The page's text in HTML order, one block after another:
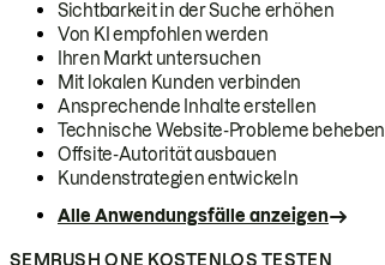
Sichtbarkeit in der Suche erhöhen
Von KI empfohlen werden
Ihren Markt untersuchen
Mit lokalen Kunden verbinden
Ansprechende Inhalte erstellen
Technische Website-Probleme beheben
Offsite-Autorität ausbauen
Kundenstrategien entwickeln
Alle Anwendungsfälle anzeigen
SEMRUSH ONE KOSTENLOS TESTEN